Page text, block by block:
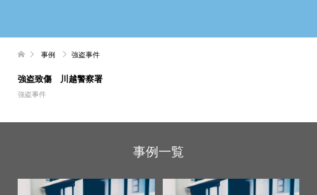
事例 強盗事件
強盗致傷 川越警察署
強盗事件
事例一覧